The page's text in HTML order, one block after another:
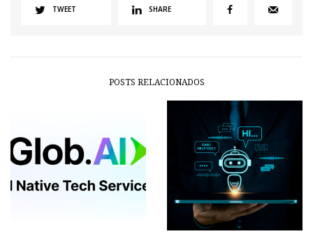
TWEET SHARE
POSTS RELACIONADOS